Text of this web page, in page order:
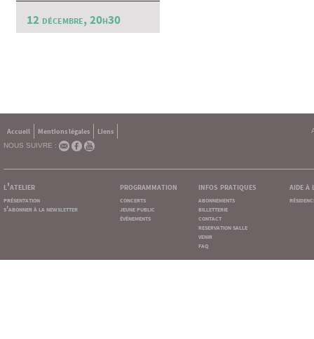
12 décembre, 20h30
Accueil Mentions légales
Liens
NOUS SUIVRE :
l'atelier
présentation
s'abonner à la newsletter
programmation
concerts
jeune public
événements
infos pratiques
abonnements
billetterie
contact
reservation salle
venir
faq
aide